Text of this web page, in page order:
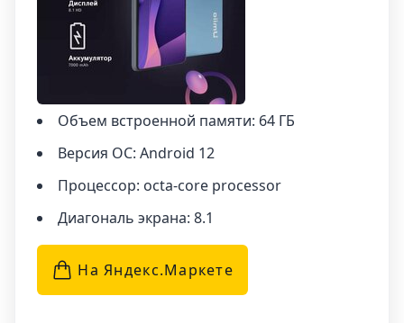
Аккумулятор планшета Umiio A19 Pro 10.1"
имеет емкость 7000 мА·ч, что позволяет
долго использовать устройство без
необходимости постоянной подзарядки.
Кроме того, аккумулятор является сменным,
что дает возможность заменить его при
устройства.
Объем встроенной памяти: 64 ГБ
Версия ОС: Android 12
Процессор: octa-core processor
Диагональ экрана: 8.1
На Яндекс.Маркетe